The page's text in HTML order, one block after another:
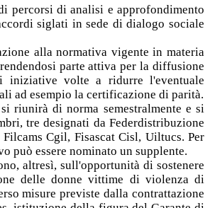
percorsi di analisi e approfondimento
siglati in sede di dialogo sociale
alla normativa vigente in materia
parte attiva per la diffusione
iniziative volte a ridurre l'eventuale
ad esempio la certificazione di parità.
riunirà di norma semestralmente e si
tre designati da Federdistribuzione
Cgil, Fisascat Cisl, Uiltucs. Per
può essere nominato un supplente.
altresì, sull'opportunità di sostenere
delle donne vittime di violenza di
misure previste dalla contrattazione